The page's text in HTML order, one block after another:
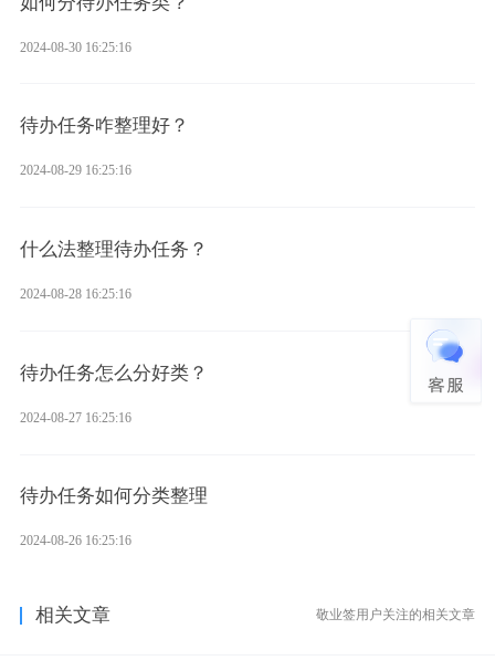
2024-08-30 16:25:16
待办任务咋整理好？
2024-08-29 16:25:16
什么法整理待办任务？
2024-08-28 16:25:16
待办任务怎么分好类？
2024-08-27 16:25:16
待办任务如何分类整理
2024-08-26 16:25:16
相关文章 敬业签用户关注的相关文章